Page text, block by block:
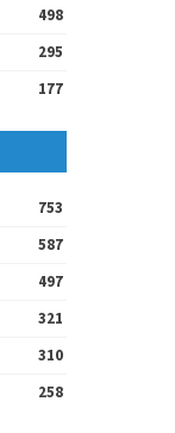
498
295
177
753
587
497
321
310
258